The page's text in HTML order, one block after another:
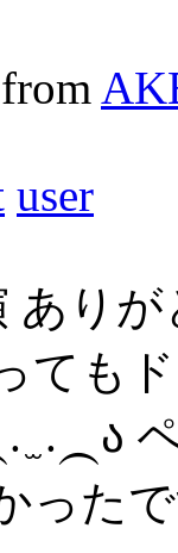
from
user
あり
ても
.⁔ა
った